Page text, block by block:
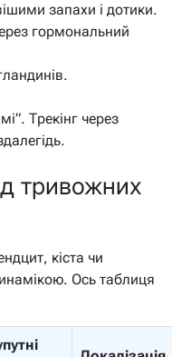
запахи і дотики.
гормональний
Трекінг через
тривожних
кіста чи
Ось таблиця